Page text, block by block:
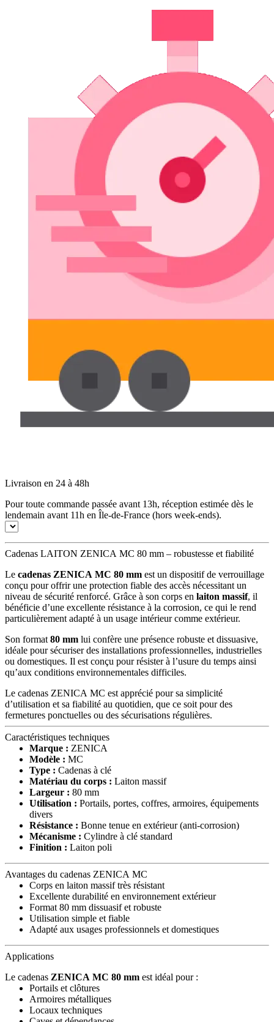
Livraison en 24 à 48h
Pour toute commande passée avant 13h, réception estimée dès le
lendemain avant 11h en Île-de-France (hors week-ends).
Cadenas LAITON ZENICA MC 80 mm – robustesse et fiabilité
Le cadenas ZENICA MC 80 mm est un dispositif de verrouillage
conçu pour offrir une protection fiable des accès nécessitant un
niveau de sécurité renforcé. Grâce à son corps en laiton massif, il
bénéficie d’une excellente résistance à la corrosion, ce qui le rend
particulièrement adapté à un usage intérieur comme extérieur.
Son format 80 mm lui confère une présence robuste et dissuasive,
idéale pour sécuriser des installations professionnelles, industrielles
ou domestiques. Il est conçu pour résister à l’usure du temps ainsi
qu’aux conditions environnementales difficiles.
Le cadenas ZENICA MC est apprécié pour sa simplicité
d’utilisation et sa fiabilité au quotidien, que ce soit pour des
fermetures ponctuelles ou des sécurisations régulières.
Caractéristiques techniques
Marque : ZENICA
Modèle : MC
Type : Cadenas à clé
Matériau du corps : Laiton massif
Largeur : 80 mm
Utilisation : Portails, portes, coffres, armoires, équipements
divers
Résistance : Bonne tenue en extérieur (anti-corrosion)
Mécanisme : Cylindre à clé standard
Finition : Laiton poli
Avantages du cadenas ZENICA MC
Corps en laiton massif très résistant
Excellente durabilité en environnement extérieur
Format 80 mm dissuasif et robuste
Utilisation simple et fiable
Adapté aux usages professionnels et domestiques
Applications
Le cadenas ZENICA MC 80 mm est idéal pour :
Portails et clôtures
Armoires métalliques
Locaux techniques